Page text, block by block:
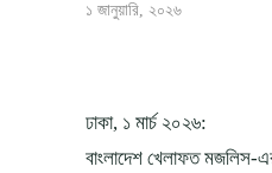
১ জানুয়ারি, ২০২৬
ঢাকা, ১ মার্চ ২০২৬:
বাংলাদেশ খেলাফত মজলিস-